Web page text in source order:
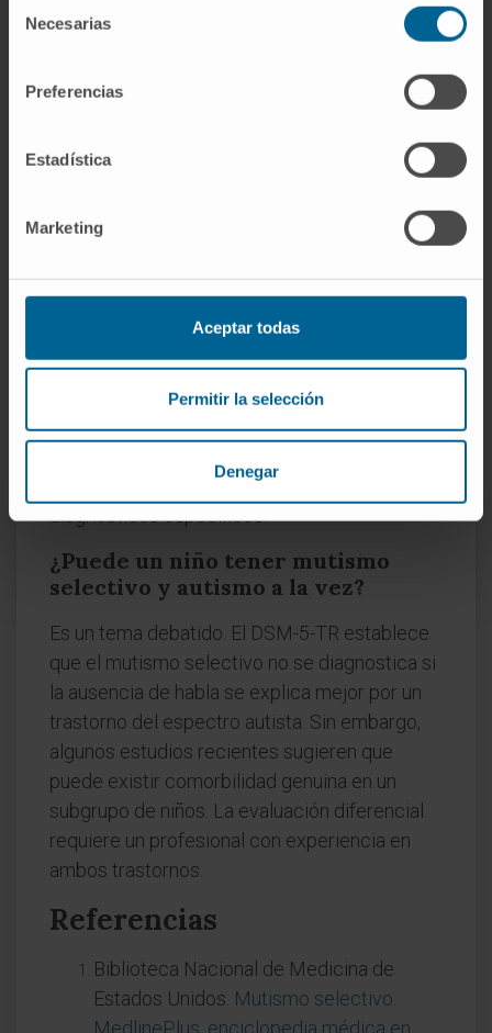
Necesarias
Preferencias
Estadística
Marketing
Aceptar todas
Permitir la selección
Denegar
trastorno puede cronificarse y extenderse a la
adolescencia o la edad adulta. La clave suele
preescolares o en los primeros cursos de
familia, la escuela y el profesional de salud
¿Es lo mismo mutismo selectivo
niño con mutismo selectivo no emite palabra
alguna en los contextos afectados, y esa
ausencia se mantiene de forma consistente
durante meses. La timidez es un rasgo
trastorno de ansiedad con criterios
diagnósticos específicos.
¿Puede un niño tener mutismo
selectivo y autismo a la vez?
Es un tema debatido. El DSM-5-TR establece
que el mutismo selectivo no se diagnostica si
la ausencia de habla se explica mejor por un
trastorno del espectro autista. Sin embargo,
algunos estudios recientes sugieren que
puede existir comorbilidad genuina en un
subgrupo de niños. La evaluación diferencial
requiere un profesional con experiencia en
ambos trastornos.
Referencias
Biblioteca Nacional de Medicina de
Estados Unidos. Mutismo selectivo.
MedlinePlus, enciclopedia médica en